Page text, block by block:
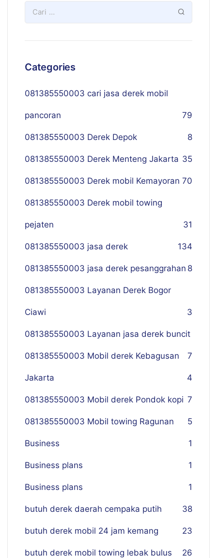
Categories
081385550003 cari jasa derek mobil
pancoran 79
081385550003 Derek Depok 8
081385550003 Derek Menteng Jakarta 35
081385550003 Derek mobil Kemayoran 70
081385550003 Derek mobil towing
pejaten 31
081385550003 jasa derek 134
081385550003 jasa derek pesanggrahan 8
081385550003 Layanan Derek Bogor
Ciawi 3
081385550003 Layanan jasa derek buncit
7
081385550003 Mobil derek Kebagusan
Jakarta 4
081385550003 Mobil derek Pondok kopi 7
081385550003 Mobil towing Ragunan 5
Business 1
Business plans 1
Business plans 1
butuh derek daerah cempaka putih 38
butuh derek mobil 24 jam kemang 23
butuh derek mobil towing lebak bulus 26